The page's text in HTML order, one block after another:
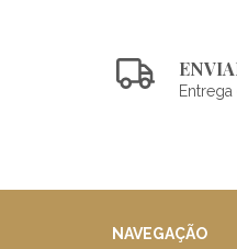
NAVEGAÇÃO